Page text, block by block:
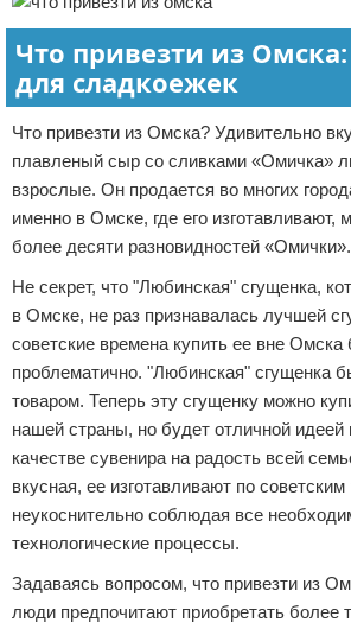
Что привезти из
для сладкоежек
Что привезти из Омска? Удивительно
плавленый сыр со сливками «Омичка»
взрослые. Он продается во многих
именно в Омске, где его изготавливают,
более десяти разновидностей «Омички».
Не секрет, что "Любинская" сгущенка,
в Омске, не раз признавалась лучшей
советские времена купить ее вне
проблематично. "Любинская" сгущенка
товаром. Теперь эту сгущенку можно
нашей страны, но будет отличной идеей
качестве сувенира на радость всей
вкусная, ее изготавливают по
неукоснительно соблюдая все
технологические процессы.
Задаваясь вопросом, что привезти из
люди предпочитают приобретать более